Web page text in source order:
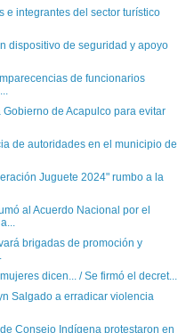
e integrantes del sector turístico
dispositivo de seguridad y apoyo
de funcionarios
de Acapulco para evitar
de autoridades en el municipio de
Juguete 2024" rumbo a la
al Acuerdo Nacional por el
brigadas de promoción y
dicen... / Se firmó el decret...
Salgado a erradicar violencia
Consejo Indígena protestaron en